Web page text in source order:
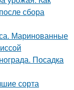
сбора
Маринованные
Посадка
сорта